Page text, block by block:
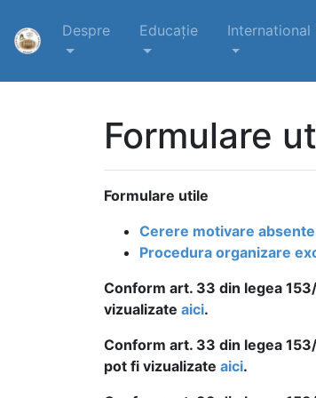
Despre Educație International
Formulare
Formulare utile
Cerere motivare absente
Procedura organizare
Conform art. 33 din legea
vizualizate aici.
Conform art. 33 din legea
pot fi vizualizate aici.